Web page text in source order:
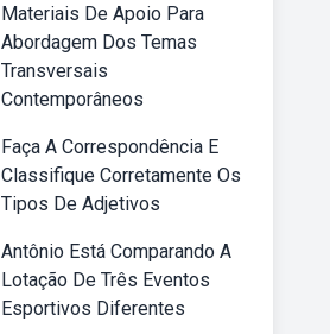
Materiais De Apoio Para
Abordagem Dos Temas
Transversais
Contemporâneos
Faça A Correspondência E
Classifique Corretamente Os
Tipos De Adjetivos
Antônio Está Comparando A
Lotação De Três Eventos
Esportivos Diferentes